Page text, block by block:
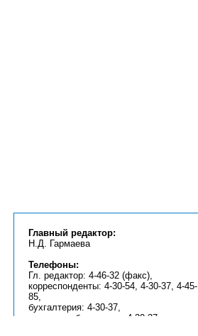
Главный редактор:
Н.Д. Гармаева
Телефоны:
Гл. редактор: 4-46-32 (факс),
корреспонденты: 4-30-54, 4-30-37, 4-45-
85,
бухгалтерия: 4-30-37,
реклама, объявления: 4-30-37.